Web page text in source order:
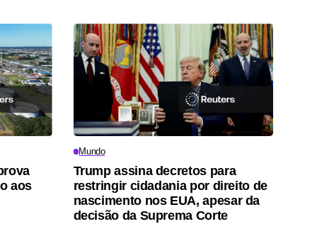
aos
Mundo
Trump assina decretos para
restringir cidadania por direito de
nascimento nos EUA, apesar da
decisão da Suprema Corte